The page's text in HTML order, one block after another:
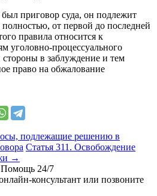
приговор суда, он подлежит
от первой до последней
правила относится к
уголовно-процессуального
в заблуждение и тем
право на обжалование
подлежащие решению в
Статья 311. Освобождение
→
Помощь 24/7
консультант или позвоните